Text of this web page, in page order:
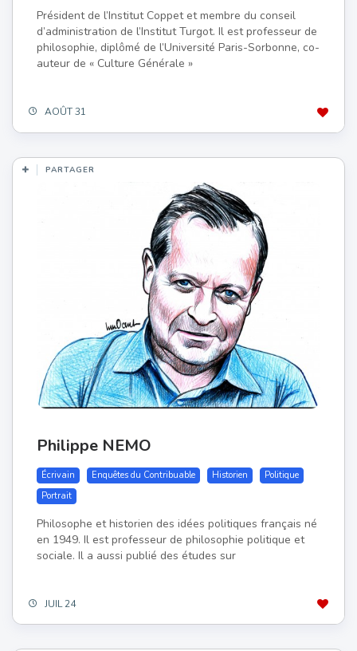
Président de l’Institut Coppet et membre du conseil
d’administration de l’Institut Turgot. Il est professeur de
philosophie, diplômé de l’Université Paris-Sorbonne, co-
auteur de « Culture Générale »
AOÛT 31
PARTAGER
Philippe NEMO
Écrivain Enquêtes du Contribuable Historien
Politique
Portrait
Philosophe et historien des idées politiques français né
en 1949. Il est professeur de philosophie politique et
sociale. Il a aussi publié des études sur
JUIL 24